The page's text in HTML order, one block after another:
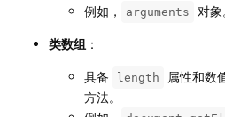
例如，
arguments
对象
类数组 ：
具备
length
属性和数
方法。